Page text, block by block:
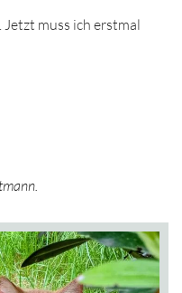
Jetzt muss ich erstmal